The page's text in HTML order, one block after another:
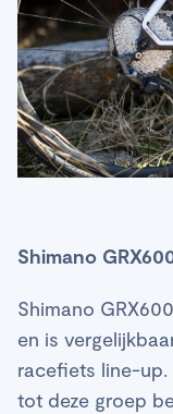
Shimano
Shimano
en is
racefiets line-up.
tot deze groep